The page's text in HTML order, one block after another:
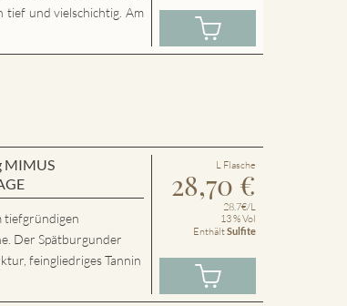
tief und vielschichtig. Am
MIMUS
tiefgründigen
Der Spätburgunder
feingliedriges Tannin
L Flasche
28,70 €
28.7€/L
13 % Vol
EnthältSulfite